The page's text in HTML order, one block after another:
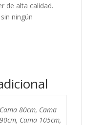
de alta calidad.
ningún
Cama 80cm, Cama
90cm, Cama 105cm,